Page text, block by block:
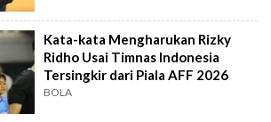
Kata-kata Mengharukan Rizky
Ridho Usai Timnas Indonesia
Tersingkir dari Piala AFF 2026
BOLA